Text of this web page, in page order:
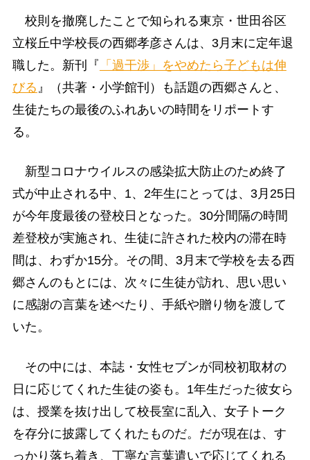
校則を撤廃したことで知られる東京・世田谷区
立桜丘中学校長の西郷孝彦さんは、3月末に定年退
職した。新刊『 「過干渉」をやめたら子どもは伸
びる 』（共著・小学館刊）も話題の西郷さんと、
生徒たちの最後のふれあいの時間をリポートす
る。
新型コロナウイルスの感染拡大防止のため終了
式が中止される中、1、2年生にとっては、3月25日
が今年度最後の登校日となった。30分間隔の時間
差登校が実施され、生徒に許された校内の滞在時
間は、わずか15分。その間、3月末で学校を去る西
郷さんのもとには、次々に生徒が訪れ、思い思い
に感謝の言葉を述べたり、手紙や贈り物を渡して
いた。
その中には、本誌・女性セブンが同校初取材の
日に応じてくれた生徒の姿も。1年生だった彼女ら
は、授業を抜け出して校長室に乱入、女子トーク
を存分に披露してくれたものだ。だが現在は、す
っかり落ち着き、丁寧な言葉遣いで応じてくれる